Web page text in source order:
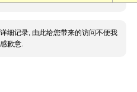
细记录, 由此给您带来的访问不便我
歉意.